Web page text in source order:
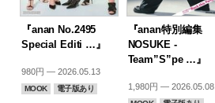
『anan No.2495
Special Editi …』
980円 — 2026.05.13
MOOK 電子版あり
『anan特別編集
NOSUKE -
Team”S”pe …』
1,980円 — 2026.05.08